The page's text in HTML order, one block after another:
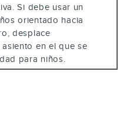
Si debe usar un
orientado hacia
desplace
en el que se
para niños.